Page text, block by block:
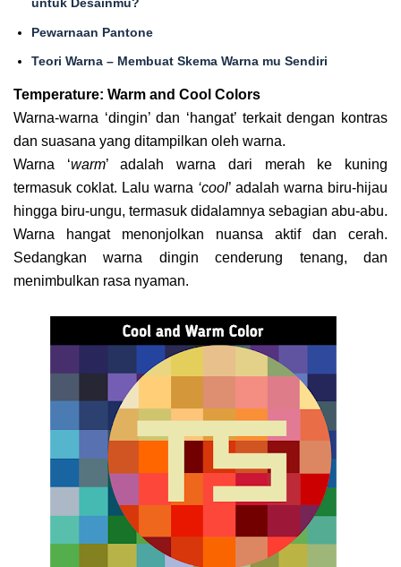
Pewarnaan Pantone
Teori Warna – Membuat Skema Warna mu Sendiri
Temperature: Warm and Cool Colors
Warna-warna ‘dingin’ dan ‘hangat’ terkait dengan kontras
dan suasana yang ditampilkan oleh warna.
Warna ‘warm’ adalah warna dari merah ke kuning
termasuk coklat. Lalu warna ‘cool’ adalah warna biru-hijau
hingga biru-ungu, termasuk didalamnya sebagian abu-abu.
Warna hangat menonjolkan nuansa aktif dan cerah.
Sedangkan warna dingin cenderung tenang, dan
menimbulkan rasa nyaman.